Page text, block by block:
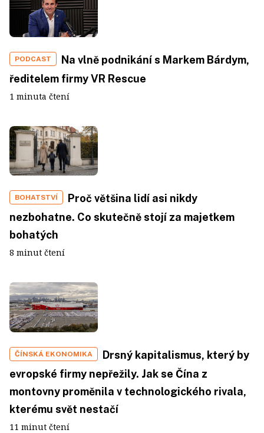
PODCAST
Na vlně podnikání s Markem Bárdym,
ředitelem firmy VR Rescue
1 minuta čtení
BOHATSTVÍ
Proč většina lidí asi nikdy
nezbohatne. Co skutečně stojí za majetkem
bohatých
8 minut čtení
ČÍNSKÁ EKONOMIKA
Drsný kapitalismus, který by
evropské firmy nepřežily. Jak se Čína z
montovny proměnila v technologického rivala,
kterému svět nestačí
11 minut čtení